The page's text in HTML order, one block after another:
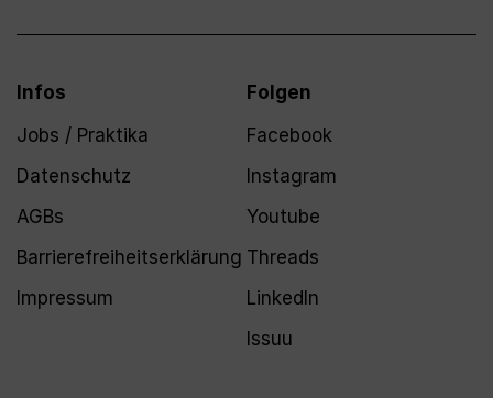
Infos
Jobs / Praktika
Datenschutz
AGBs
Barrierefreiheitserklärung
Impressum
Folgen
Facebook
Instagram
Youtube
Threads
LinkedIn
Issuu